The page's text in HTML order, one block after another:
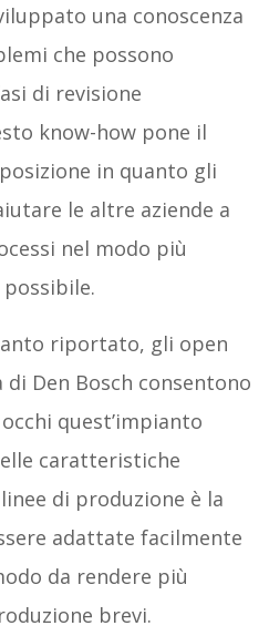
una conoscenza
che possono
di revisione
know-how pone il
in quanto gli
le altre aziende a
nel modo più
riportato, gli open
Den Bosch consentono
quest’impianto
caratteristiche
di produzione è la
adattate facilmente
da rendere più
brevi.